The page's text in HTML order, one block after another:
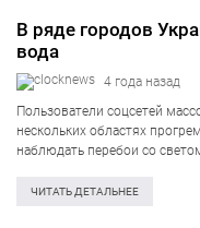
В ряде городов
вода
4 года назад
Пользователи соцсетей
нескольких областях
наблюдать перебои со
В…ЧИТАТЬ ДЕТАЛЬНЕЕ